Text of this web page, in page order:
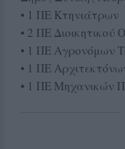
• 1 ΠΕ Κτηνιάτρων
• 2 ΠΕ Διοικητικού
• 1 ΠΕ Αγρονόμων
• 1 ΠΕ
• 1 ΠΕ Μηχανικών